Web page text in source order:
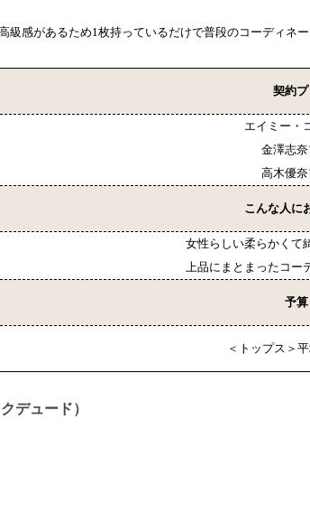
級感があるため1枚持っているだけで普段のコーディネ
契約プ
エイミー・
金澤志奈
高木優奈
こんな人に
女性らしい柔らかくて
上品にまとまったコー
予算
＜トップス＞
デュード）